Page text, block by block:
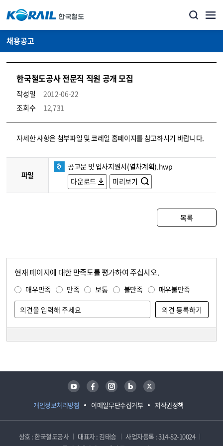
채용공고
한국철도공사 전문직 직원 공개 모집
작성일
2012-06-22
조회수
12,731
코레일소개_경영공시_채용공고 상세보기 – 내용, 파일, 담당자 연락처로 구성
자세한 사항은 첨부파일 및 코레일 홈페이지를 참고하시기 바랍니다.
파일
공고문 및 입사지원서(열차계획).hwp
다운로드
미리보기
목록
현재 페이지에 대한 만족도를 평가하여 주십시오.
매우만족 만족 보통 불만족 매우불만족
개인정보처리방침 이메일무단수집거부 저작권정책
유튜브 페이스북 인스타그램 블로그 트위터
상호 : 한국철도공사 대표자 : 김태승
사업자등록 : 314-82-10024